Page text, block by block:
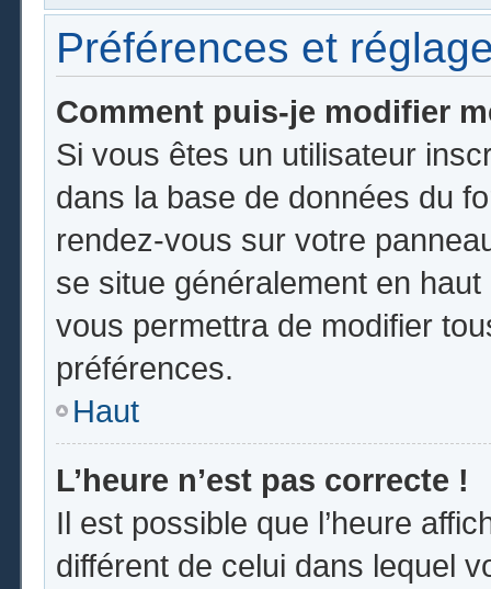
Préférences et
Comment puis-je modifier
Si vous êtes un utilisateur
dans la base de données du
rendez-vous sur votre
se situe généralement en
vous permettra de modifier
préférences.
Haut
L’heure n’est pas correcte !
Il est possible que l’heure
différent de celui dans lequel